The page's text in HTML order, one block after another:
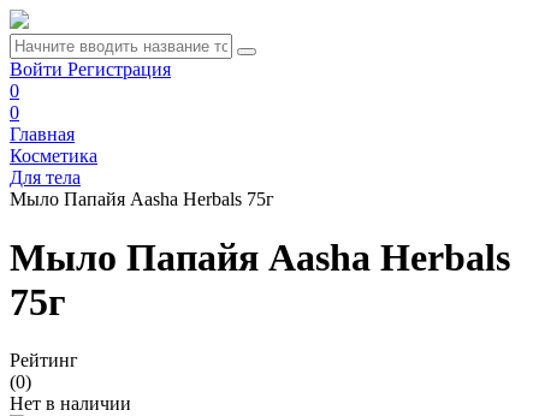
Войти Регистрация
0
0
Главная
Косметика
Для тела
Мыло Папайя Aasha Herbals 75г
Мыло Папайя Aasha Herbals
75г
Рейтинг
(0)
Нет в наличии